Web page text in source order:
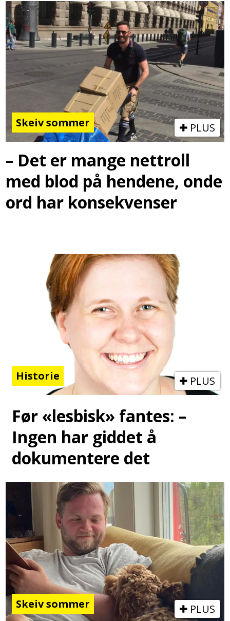
Skeiv sommer PLUS
– Det er mange nettroll
med blod på hendene, onde
ord har konsekvenser
Historie PLUS
Før «lesbisk» fantes: –
Ingen har giddet å
dokumentere det
Skeiv sommer PLUS